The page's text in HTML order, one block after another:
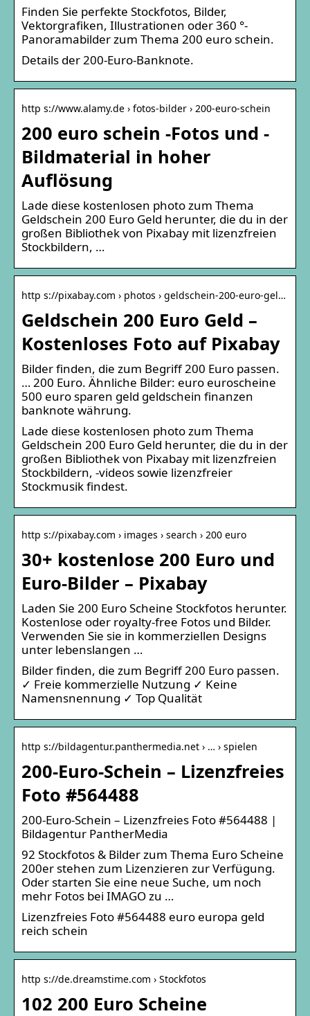
Finden Sie perfekte Stockfotos, Bilder,
Vektorgrafiken, Illustrationen oder 360 °-
Panoramabilder zum Thema 200 euro schein.
Details der 200-Euro-Banknote.
http s://www.alamy.de › fotos-bilder › 200-euro-schein
200 euro schein -Fotos und -
Bildmaterial in hoher
Auflösung
Lade diese kostenlosen photo zum Thema
Geldschein 200 Euro Geld herunter, die du in der
großen Bibliothek von Pixabay mit lizenzfreien
Stockbildern, …
http s://pixabay.com › photos › geldschein-200-euro-gel…
Geldschein 200 Euro Geld –
Kostenloses Foto auf Pixabay
Bilder finden, die zum Begriff 200 Euro passen.
… 200 Euro. Ähnliche Bilder: euro euroscheine
500 euro sparen geld geldschein finanzen
banknote währung.
Lade diese kostenlosen photo zum Thema
Geldschein 200 Euro Geld herunter, die du in der
großen Bibliothek von Pixabay mit lizenzfreien
Stockbildern, -videos sowie lizenzfreier
Stockmusik findest.
http s://pixabay.com › images › search › 200 euro
30+ kostenlose 200 Euro und
Euro-Bilder – Pixabay
Laden Sie 200 Euro Scheine Stockfotos herunter.
Kostenlose oder royalty-free Fotos und Bilder.
Verwenden Sie sie in kommerziellen Designs
unter lebenslangen …
Bilder finden, die zum Begriff 200 Euro passen.
✓ Freie kommerzielle Nutzung ✓ Keine
Namensnennung ✓ Top Qualität
http s://bildagentur.panthermedia.net › … › spielen
200-Euro-Schein – Lizenzfreies
Foto #564488
200-Euro-Schein – Lizenzfreies Foto #564488 |
Bildagentur PantherMedia
92 Stockfotos & Bilder zum Thema Euro Scheine
200er stehen zum Lizenzieren zur Verfügung.
Oder starten Sie eine neue Suche, um noch
mehr Fotos bei IMAGO zu …
Lizenzfreies Foto #564488 euro europa geld
reich schein
http s://de.dreamstime.com › Stockfotos
102 200 Euro Scheine